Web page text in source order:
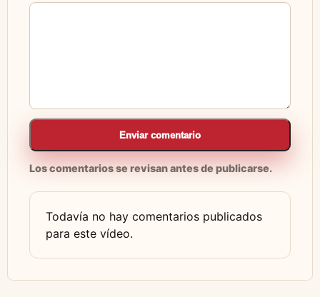
Enviar comentario
Los comentarios se revisan antes de publicarse.
Todavía no hay comentarios publicados
para este vídeo.